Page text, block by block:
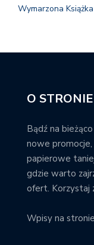
Wymarzona Książka
O STRONIE
Bądź na
nowe
papierowe
gdzie warto
ofert. Korzystaj
Wpisy na